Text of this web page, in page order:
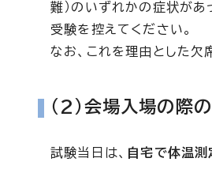
難）のいずれかの症状が
受験を控えてください。
なお、これを理由とした欠
（2）会場入場の際
試験当日は、 自宅で体温